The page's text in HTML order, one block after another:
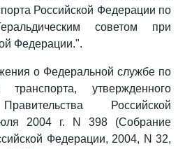
Российской Федерации по
советом при
Федерации.".
о Федеральной службе по
утвержденного
Российской
2004 г. N 398 (Собрание
Федерации, 2004, N 32,